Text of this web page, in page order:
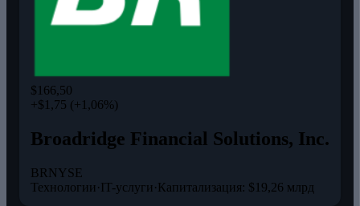
$166,50
+$1,75 (+1,06%)
Broadridge Financial Solutions, Inc.
BRNYSE
Технологии· IT-услуги·Капитализация: $19,26 млрд